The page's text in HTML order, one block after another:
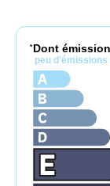
* Dont
peu d'émissions